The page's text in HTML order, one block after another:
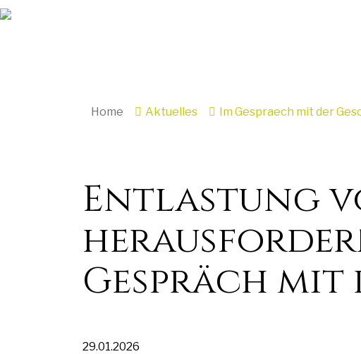
Home Aktuelles Im Gespraech mit der
Entlastung
Gespräch
29.01.2026